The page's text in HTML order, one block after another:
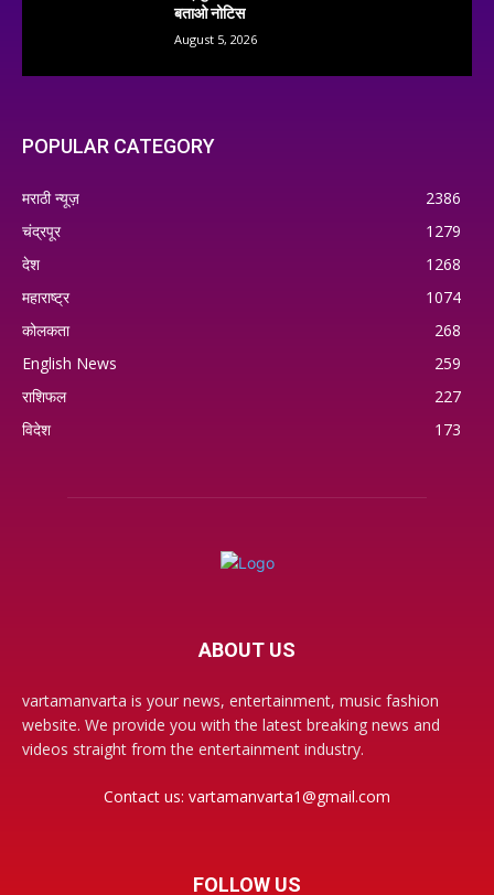
बताओ नोटिस
August 5, 2026
POPULAR CATEGORY
मराठी न्यूज़
2386
चंद्रपूर
1279
देश
1268
महाराष्ट्र
1074
कोलकता
268
English News
259
राशिफल
227
विदेश
173
ABOUT US
vartamanvarta is your news, entertainment, music fashion
website. We provide you with the latest breaking news and
videos straight from the entertainment industry.
Contact us: vartamanvarta1@gmail.com
FOLLOW US